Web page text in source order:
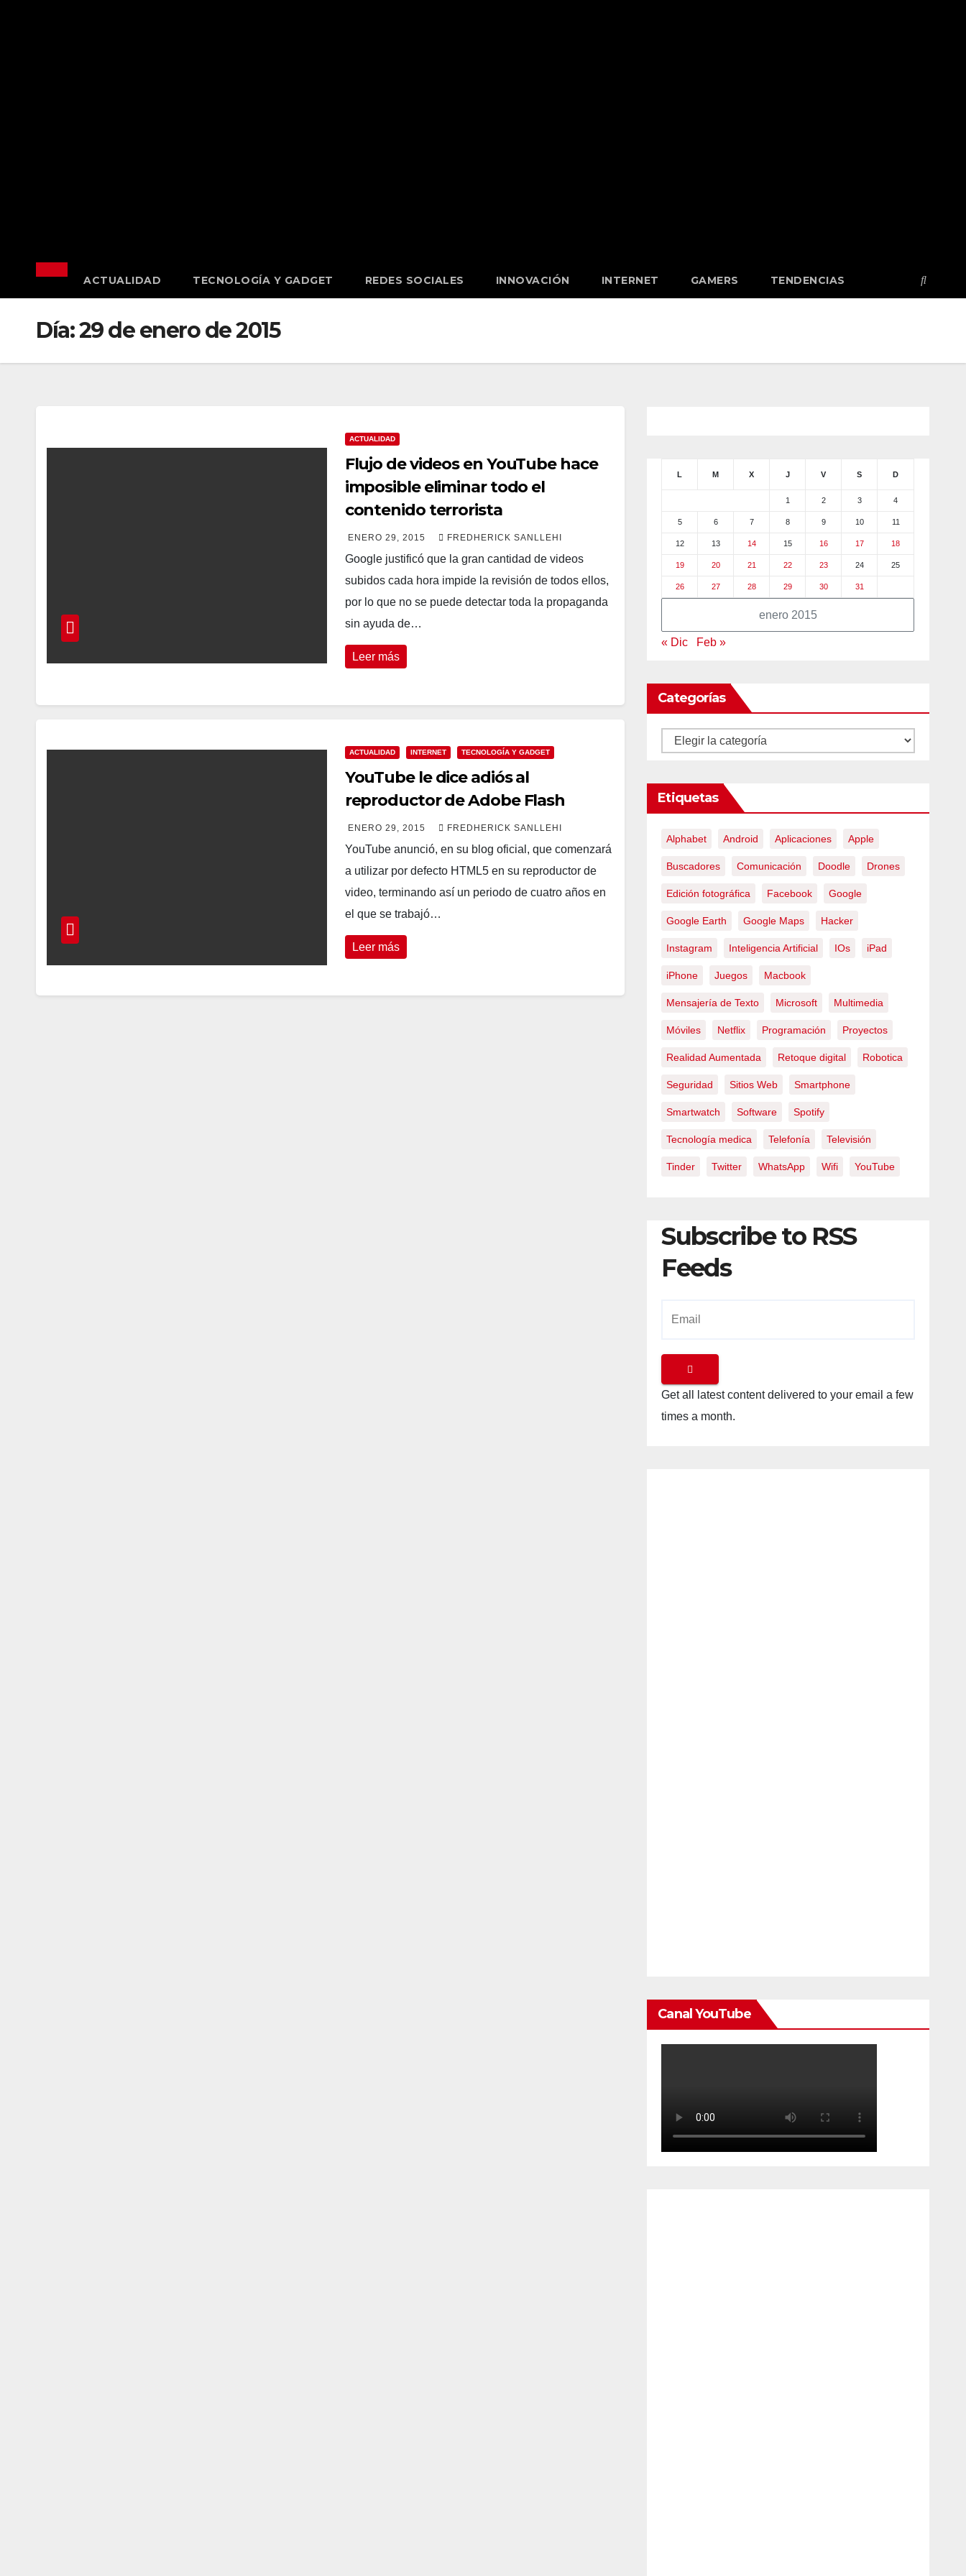
ACTUALIDAD TECNOLOGÍA Y GADGET REDES SOCIALES INNOVACIÓN INTERNET GAMERS TENDENCIAS
Día:29 de enero de 2015
ACTUALIDAD
Flujo de videos en YouTube hace
imposible eliminar todo el
contenido terrorista
ENERO 29, 2015 FREDHERICK SANLLEHI
Google justificó que la gran cantidad de videos
subidos cada hora impide la revisión de todos ellos,
por lo que no se puede detectar toda la propaganda
sin ayuda de…
Leer más
ACTUALIDAD INTERNET TECNOLOGÍA Y GADGET
YouTube le dice adiós al
reproductor de Adobe Flash
ENERO 29, 2015 FREDHERICK SANLLEHI
YouTube anunció, en su blog oficial, que comenzará
a utilizar por defecto HTML5 en su reproductor de
video, terminando así un periodo de cuatro años en
el que se trabajó…
Leer más
enero 2015
L M X J V S D
1 2 3 4
5 6 7 8 9 10 11
12 13 14 15 16 17 18
19 20 21 22 23 24 25
26 27 28 29 30 31
« Dic Feb »
Categorías
Categorías
Etiquetas
Alphabet Android Aplicaciones Apple
Buscadores Comunicación Doodle Drones
Edición fotográfica Facebook Google
Google Earth Google Maps Hacker
Instagram Inteligencia Artificial IOs iPad
iPhone Juegos Macbook
Mensajería de Texto Microsoft Multimedia
Móviles Netflix Programación Proyectos
Realidad Aumentada Retoque digital Robotica
Seguridad Sitios Web Smartphone
Smartwatch Software Spotify
Tecnología medica Telefonía Televisión
Tinder Twitter WhatsApp Wifi YouTube
Subscribe to RSS
Feeds
Get all latest content delivered to your email a few
times a month.
Canal YouTube